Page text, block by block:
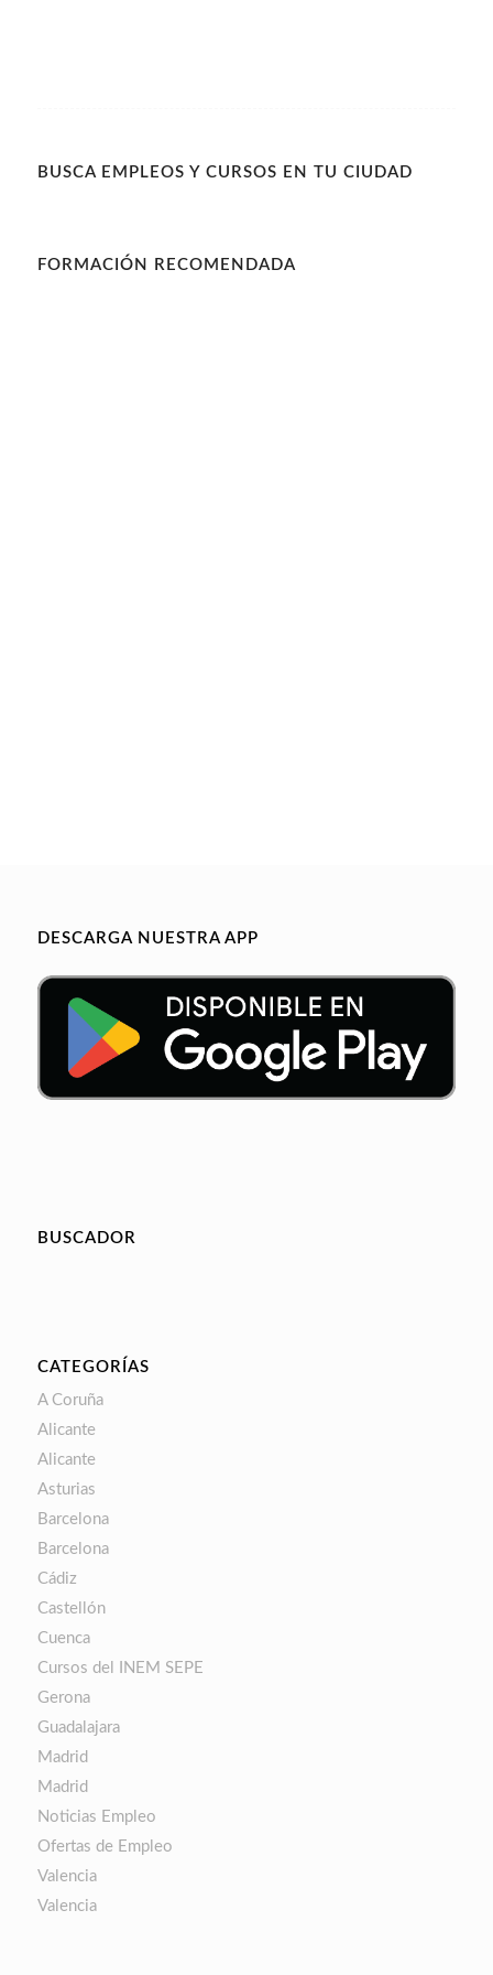
BUSCA EMPLEOS Y CURSOS EN TU CIUDAD
FORMACIÓN RECOMENDADA
DESCARGA NUESTRA APP
BUSCADOR
CATEGORÍAS
A Coruña
Alicante
Alicante
Asturias
Barcelona
Barcelona
Cádiz
Castellón
Cuenca
Cursos del INEM SEPE
Gerona
Guadalajara
Madrid
Madrid
Noticias Empleo
Ofertas de Empleo
Valencia
Valencia